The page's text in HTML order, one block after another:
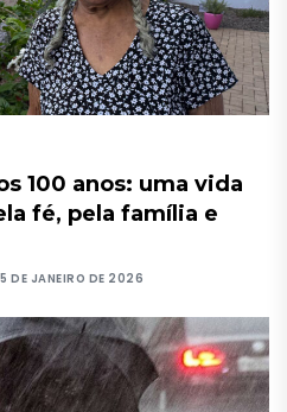
100 anos: uma vida
fé, pela família e
DE JANEIRO DE 2026